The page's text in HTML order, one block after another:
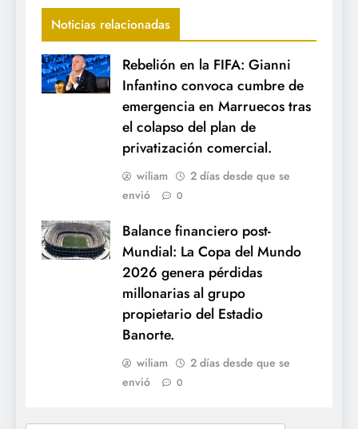
Noticias relacionadas
Rebelión en la FIFA: Gianni
Infantino convoca cumbre de
emergencia en Marruecos tras
el colapso del plan de
privatización comercial.
wiliam
2 días desde que se
envió
0
Balance financiero post-
Mundial: La Copa del Mundo
2026 genera pérdidas
millonarias al grupo
propietario del Estadio
Banorte.
wiliam
2 días desde que se
envió
0